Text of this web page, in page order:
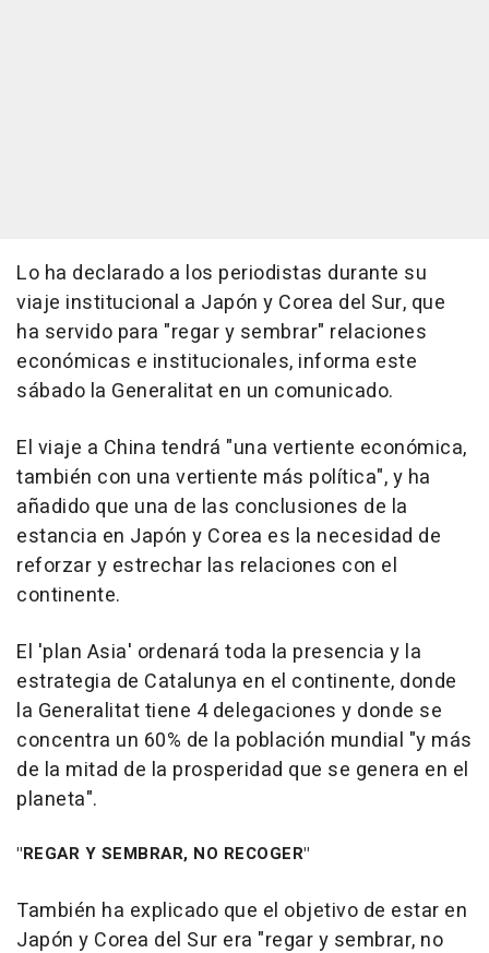
Lo ha declarado a los periodistas durante su
viaje institucional a Japón y Corea del Sur, que
ha servido para "regar y sembrar" relaciones
económicas e institucionales, informa este
sábado la Generalitat en un comunicado.
El viaje a China tendrá "una vertiente económica,
también con una vertiente más política", y ha
añadido que una de las conclusiones de la
estancia en Japón y Corea es la necesidad de
reforzar y estrechar las relaciones con el
continente.
El 'plan Asia' ordenará toda la presencia y la
estrategia de Catalunya en el continente, donde
la Generalitat tiene 4 delegaciones y donde se
concentra un 60% de la población mundial "y más
de la mitad de la prosperidad que se genera en el
planeta".
"REGAR Y SEMBRAR, NO RECOGER"
También ha explicado que el objetivo de estar en
Japón y Corea del Sur era "regar y sembrar, no